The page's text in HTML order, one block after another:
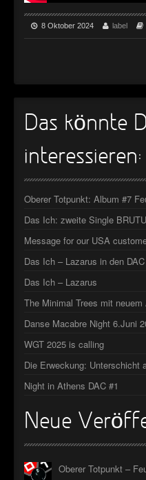
►
8 Oktober 2024 label
Das könnte
interessieren:
Oberer Totpunkt: Album #7
Das Ich: zweite Single
Message for our USA
Das Ich – Lazarus in den DAC
Das Ich – Lazarus
The Minimal Trees mit neuem
Danse Macabre Night 6.Juni
WGT 2025 is calling
Die Erweckung: Unterschicht
Night in Athens DAC #1
Neue
Oberer Totpunkt –